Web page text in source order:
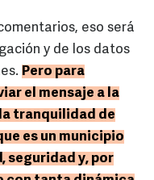
eso será
y de los datos
Pero para
el mensaje a la
tranquilidad de
es un municipio
seguridad y, por